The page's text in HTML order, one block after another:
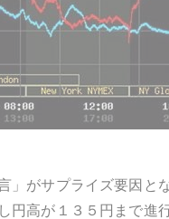
」がサプライズ要因
円高が１３５円まで進